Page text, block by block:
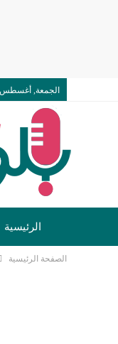
الجمعة, أغسطس 7, 2026
الرئيسية
الصفحة الرئيسية